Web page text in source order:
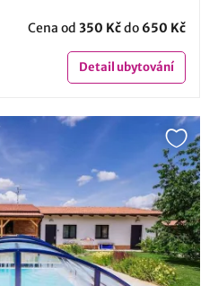
Cena od 350 Kčdo 650 Kč
Detailubytování